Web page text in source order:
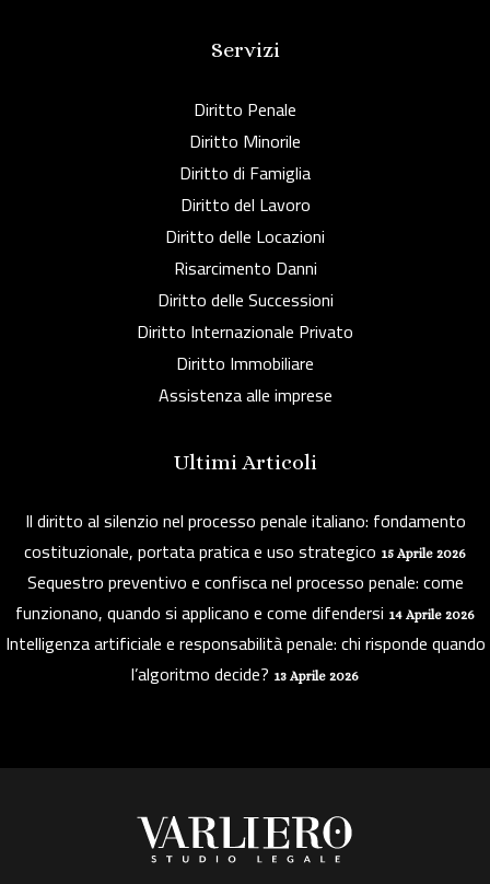
Servizi
Diritto Penale
Diritto Minorile
Diritto di Famiglia
Diritto del Lavoro
Diritto delle Locazioni
Risarcimento Danni
Diritto delle Successioni
Diritto Internazionale Privato
Diritto Immobiliare
Assistenza alle imprese
Ultimi Articoli
Il diritto al silenzio nel processo penale italiano: fondamento
costituzionale, portata pratica e uso strategico 15 Aprile 2026
Sequestro preventivo e confisca nel processo penale: come
funzionano, quando si applicano e come difendersi 14 Aprile 2026
Intelligenza artificiale e responsabilità penale: chi risponde quando
l’algoritmo decide? 13 Aprile 2026